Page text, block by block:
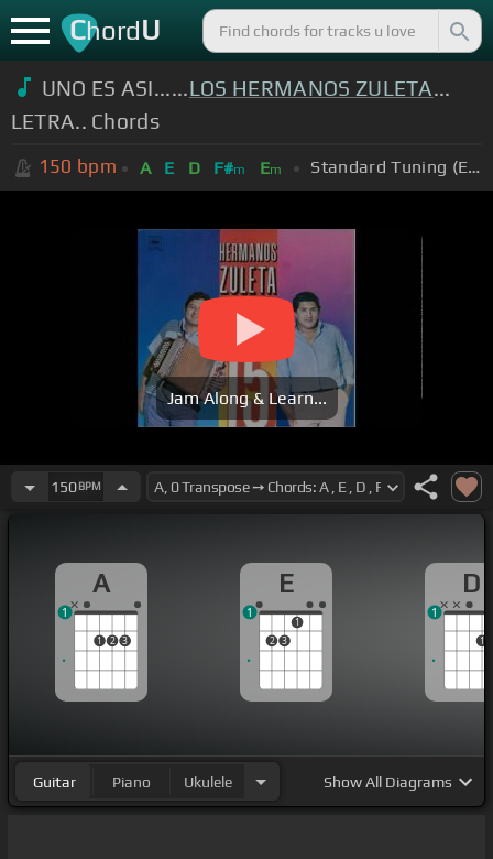
ChordU
UNO ES ASI......LOS HERMANOS ZULETA...
LETRA.. Chords
150 bpm A E D F#m Em Standard Tuning (EADGBE)
Jam Along & Learn...
150BPM
A
1 2 3
1
E
2 3
1
1
D
1
1
Guitar Piano Ukulele ShowAll Diagrams